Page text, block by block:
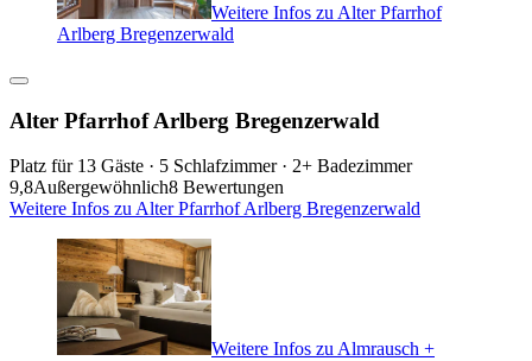
Weitere Infos zu Alter Pfarrhof
Arlberg Bregenzerwald
Alter Pfarrhof Arlberg Bregenzerwald
Platz für 13 Gäste · 5 Schlafzimmer · 2+ Badezimmer
9,8Außergewöhnlich8 Bewertungen
Weitere Infos zu Alter Pfarrhof Arlberg Bregenzerwald
Weitere Infos zu Almrausch +